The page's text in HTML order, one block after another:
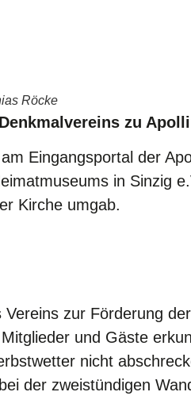
Röcke
zu
Eingangsportal der
in Sinzig
Kirche umgab.
zur Förderung
und Gäste
nicht
der zweistündigen